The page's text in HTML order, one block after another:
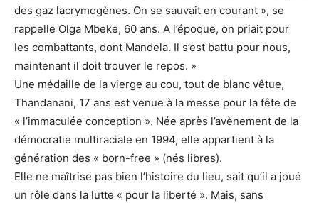
des gaz lacrymogènes. On se sauvait en courant », se
rappelle Olga Mbeke, 60 ans. A l’époque, on priait pour
les combattants, dont Mandela. Il s’est battu pour nous,
maintenant il doit trouver le repos. »
Une médaille de la vierge au cou, tout de blanc vêtue,
Thandanani, 17 ans est venue à la messe pour la fête de
« l’immaculée conception ». Née après l’avènement de la
démocratie multiraciale en 1994, elle appartient à la
génération des « born-free » (nés libres).
Elle ne maîtrise pas bien l’histoire du lieu, sait qu’il a joué
un rôle dans la lutte « pour la liberté ». Mais, sans